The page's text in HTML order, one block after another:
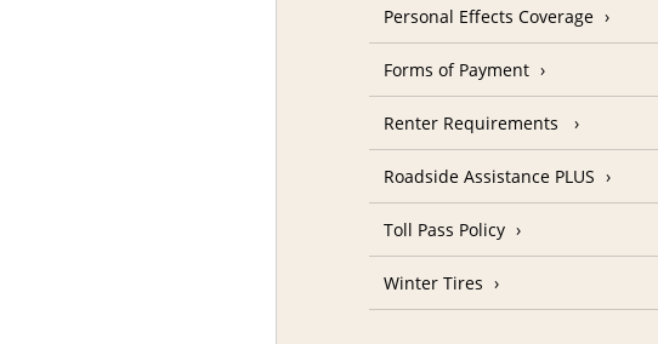
Personal Effects Coverage
Forms of Payment
Renter Requirements
Roadside Assistance PLUS
Toll Pass Policy
Winter Tires